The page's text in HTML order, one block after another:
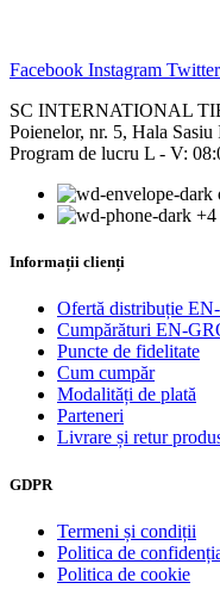
Facebook Instagram Twitter
SC INTERNATIONAL
Poienelor, nr. 5, Hala
Program de lucru L - V:
+4
Informații clienți
Ofertă distribuție
Cumpărături EN-
Puncte de fidelitate
Cum cumpăr
Modalități de plată
Parteneri
Livrare și retur
GDPR
Termeni și condiții
Politica de
Politica de cookie